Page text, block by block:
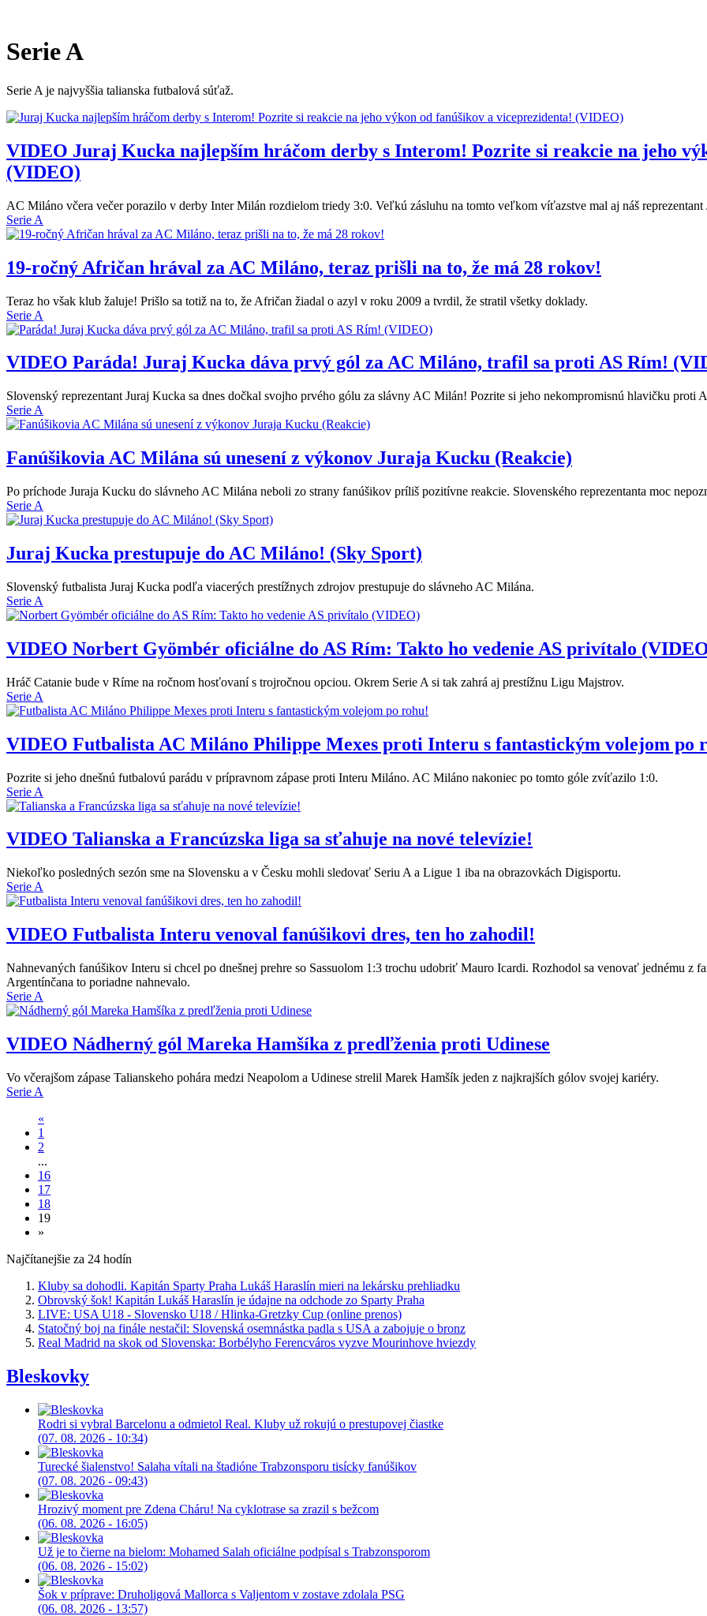
Serie A
Serie A je najvyššia talianska futbalová súťaž.
VIDEO Juraj Kucka najlepším hráčom derby s Interom! Pozrite si reakcie na jeho
(VIDEO)
AC Miláno včera večer porazilo v derby Inter Milán rozdielom triedy 3:0. Veľkú zásluhu na tomto veľkom víťazstve mal aj náš
Serie A
19-ročný Afričan hrával za AC Miláno, teraz prišli na to, že má 28 rokov!
Teraz ho však klub žaluje! Prišlo sa totiž na to, že Afričan žiadal o azyl v roku 2009 a tvrdil, že stratil všetky doklady.
Serie A
VIDEO Paráda! Juraj Kucka dáva prvý gól za AC Miláno, trafil sa proti AS Rím!
Slovenský reprezentant Juraj Kucka sa dnes dočkal svojho prvého gólu za slávny AC Milán! Pozrite si jeho nekompromisnú hlavičku proti
Serie A
Fanúšikovia AC Milána sú unesení z výkonov Juraja Kucku (Reakcie)
Po príchode Juraja Kucku do slávneho AC Milána neboli zo strany fanúšikov príliš pozitívne reakcie. Slovenského reprezentanta moc
Serie A
Juraj Kucka prestupuje do AC Miláno! (Sky Sport)
Slovenský futbalista Juraj Kucka podľa viacerých prestížnych zdrojov prestupuje do slávneho AC Milána.
Serie A
VIDEO Norbert Gyömbér oficiálne do AS Rím: Takto ho vedenie AS privítalo
Hráč Catanie bude v Ríme na ročnom hosťovaní s trojročnou opciou. Okrem Serie A si tak zahrá aj prestížnu Ligu Majstrov.
Serie A
VIDEO Futbalista AC Miláno Philippe Mexes proti Interu s fantastickým volejom po
Pozrite si jeho dnešnú futbalovú parádu v prípravnom zápase proti Interu Miláno. AC Miláno nakoniec po tomto góle zvíťazilo 1:0.
Serie A
VIDEO Talianska a Francúzska liga sa sťahuje na nové televízie!
Niekoľko posledných sezón sme na Slovensku a v Česku mohli sledovať Seriu A a Ligue 1 iba na obrazovkách Digisportu.
Serie A
VIDEO Futbalista Interu venoval fanúšikovi dres, ten ho zahodil!
Nahnevaných fanúšikov Interu si chcel po dnešnej prehre so Sassuolom 1:3 trochu udobriť Mauro Icardi. Rozhodol sa venovať jednému z
Argentínčana to poriadne nahnevalo.
Serie A
VIDEO Nádherný gól Mareka Hamšíka z predľženia proti Udinese
Vo včerajšom zápase Talianskeho pohára medzi Neapolom a Udinese strelil Marek Hamšík jeden z najkrajších gólov svojej kariéry.
Serie A
«
1
2
...
16
17
18
19
»
Najčítanejšie za 24 hodín
Kluby sa dohodli. Kapitán Sparty Praha Lukáš Haraslín mieri na lekársku prehliadku
Obrovský šok! Kapitán Lukáš Haraslín je údajne na odchode zo Sparty Praha
LIVE: USA U18 - Slovensko U18 / Hlinka-Gretzky Cup (online prenos)
Statočný boj na finále nestačil: Slovenská osemnástka padla s USA a zabojuje o bronz
Real Madrid na skok od Slovenska: Borbélyho Ferencváros vyzve Mourinhove hviezdy
Bleskovky
Rodri si vybral Barcelonu a odmietol Real. Kluby už rokujú o prestupovej čiastke
(07. 08. 2026 - 10:34)
Turecké šialenstvo! Salaha vítali na štadióne Trabzonsporu tisícky fanúšikov
(07. 08. 2026 - 09:43)
Hrozivý moment pre Zdena Cháru! Na cyklotrase sa zrazil s bežcom
(06. 08. 2026 - 16:05)
Už je to čierne na bielom: Mohamed Salah oficiálne podpísal s Trabzonsporom
(06. 08. 2026 - 15:02)
Šok v príprave: Druholigová Mallorca s Valjentom v zostave zdolala PSG
(06. 08. 2026 - 13:57)